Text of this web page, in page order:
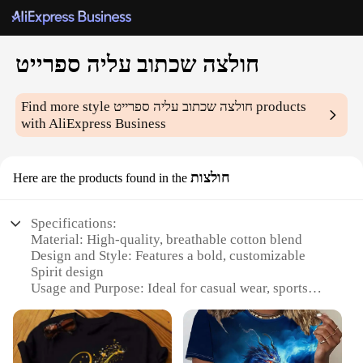
חולצה שכתוב עליה ספרייט
Find more styleחולצה שכתוב עליה ספרייט products
with AliExpress Business
Here are the products found in the חולצות
Specifications:
Material: High-quality, breathable cotton blend
Design and Style: Features a bold, customizable
Spirit design
Usage and Purpose: Ideal for casual wear, sports
Type and Category: Casual wear, sportswear
Performance and Property: Lightweight,
comfortable, and durable